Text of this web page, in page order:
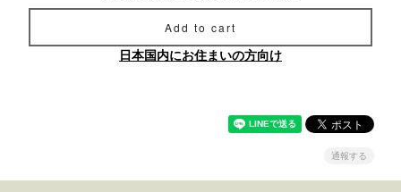
Add to cart
日本国内にお住まいの方向け
通報する